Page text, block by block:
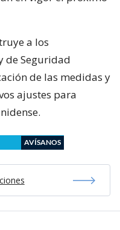
a los
de Seguridad
de las medidas y
ajustes para
AVÍSANOS